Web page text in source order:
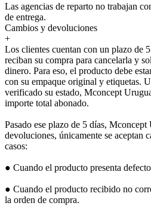
Las agencias de reparto no trabajan
de entrega.
Cambios y devoluciones
+
Los clientes cuentan con un plazo de
reciban su compra para cancelarla y
dinero. Para eso, el producto debe
con su empaque original y etiquetas.
verificado su estado, Mconcept
importe total abonado.
Pasado ese plazo de 5 días, Mconcept
devoluciones, únicamente se aceptan
casos:
● Cuando el producto presenta
● Cuando el producto recibido no
la orden de compra.